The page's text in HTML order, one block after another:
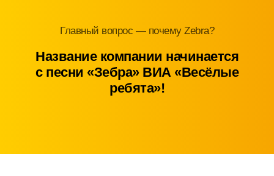
Главный вопрос — почему Zebra?
Название компании начинается
с песни «Зебра» ВИА «Весёлые
ребята»!